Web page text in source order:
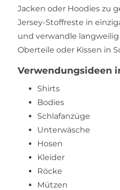
Jacken oder Hoodies zu
Jersey-Stoffreste in
und verwandle
Oberteile oder Kissen in
Verwendungsideen
Shirts
Bodies
Schlafanzüge
Unterwäsche
Hosen
Kleider
Röcke
Mützen